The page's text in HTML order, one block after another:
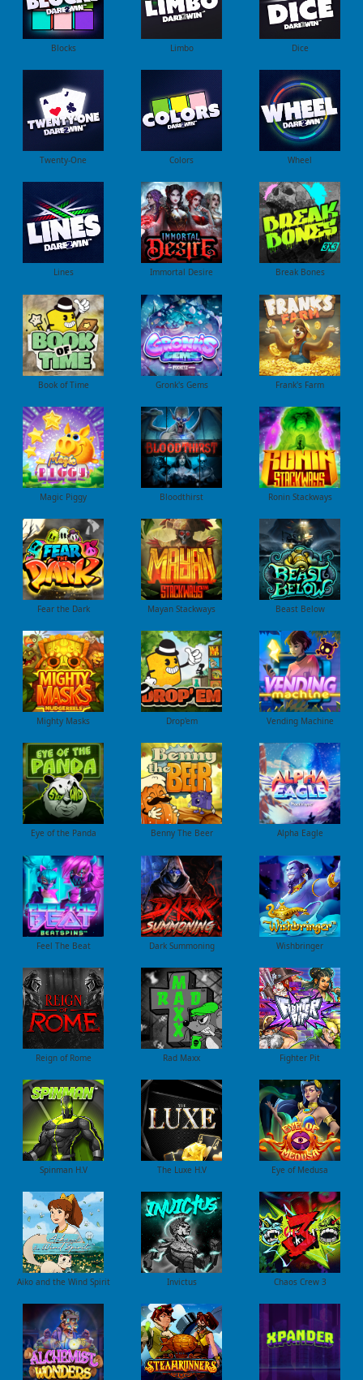
Blocks Limbo Dice
Twenty-One Colors Wheel
Lines Immortal Desire Break Bones
Book of Time Gronk's Gems Frank's Farm
Magic Piggy Bloodthirst Ronin Stackways
Fear the Dark Mayan Stackways Beast Below
Mighty Masks Drop'em Vending Machine
Eye of the Panda Benny The Beer Alpha Eagle
Feel The Beat Dark Summoning Wishbringer
Reign of Rome Rad Maxx Fighter Pit
Spinman H.V The Luxe H.V Eye of Medusa
Aiko and the Wind Spirit Invictus Chaos Crew 3